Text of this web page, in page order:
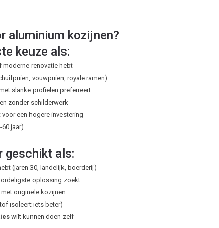
aluminium kozijnen?
keuze als:
moderne renovatie hebt
vouwpuien, royale ramen)
slanke profielen preferreert
zonder schilderwerk
voor een hogere investering
60 jaar)
geschikt als:
(jaren 30, landelijk, boerderij)
oplossing zoekt
met originele kozijnen
isoleert iets beter)
wilt kunnen doen zelf